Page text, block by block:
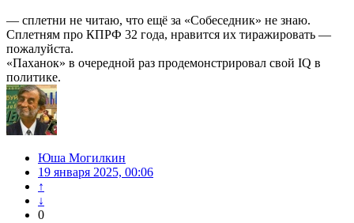
— сплетни не читаю, что ещё за «Собеседник» не знаю.
Сплетням про КПРФ 32 года, нравится их тиражировать —
пожалуйста.
«Паханок» в очередной раз продемонстрировал свой IQ в
политике.
Юша Могилкин
19 января 2025, 00:06
↑
↓
0